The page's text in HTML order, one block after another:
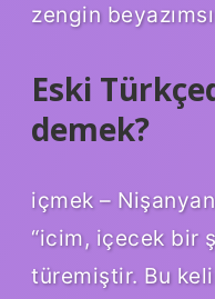
zengin beyazımsı
Eski
demek?
içmek –
“icim, içecek bir
türemiştir. Bu